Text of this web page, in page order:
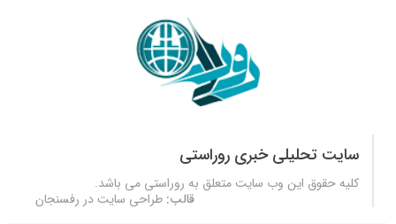
سایت تحلیلی خبری روراستی
کلیه حقوق این وب سایت متعلق به روراستی می باشد.
قالب: طراحی سایت در رفسنجان